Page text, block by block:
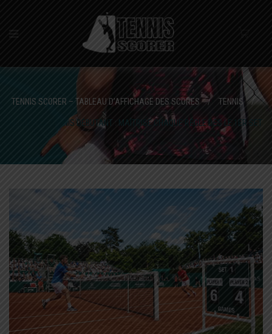
TENNIS SCORER – TABLEAU D’AFFICHAGE DES SCORES / TENNIS /
RÈGLES DU TENNIS DÉBUTANT : MAÎTRISE CHAQUE RÈGLE DÈS LE 1ER SET